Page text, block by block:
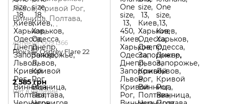
Артикул: 009.1366
Рюкзак Osprey Flare 22
2 585 грн
Нет в наличии